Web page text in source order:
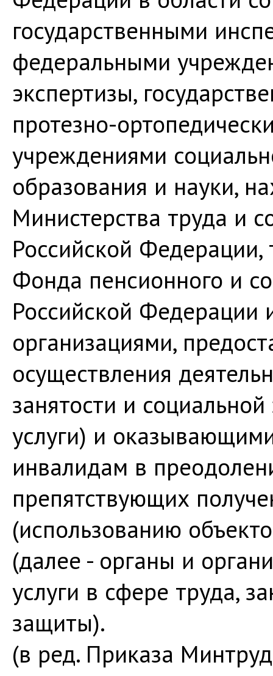
государственными
федеральными
экспертизы,
протезно-
учреждениями
образования и науки,
Министерства труда и
Российской
Фонда пенсионного и
Российской
организациями,
осуществления
занятости и
услуги) и
инвалидам в
препятствующих
(использованию
(далее - органы и
услуги в сфере труда,
защиты).
(в ред. Приказа